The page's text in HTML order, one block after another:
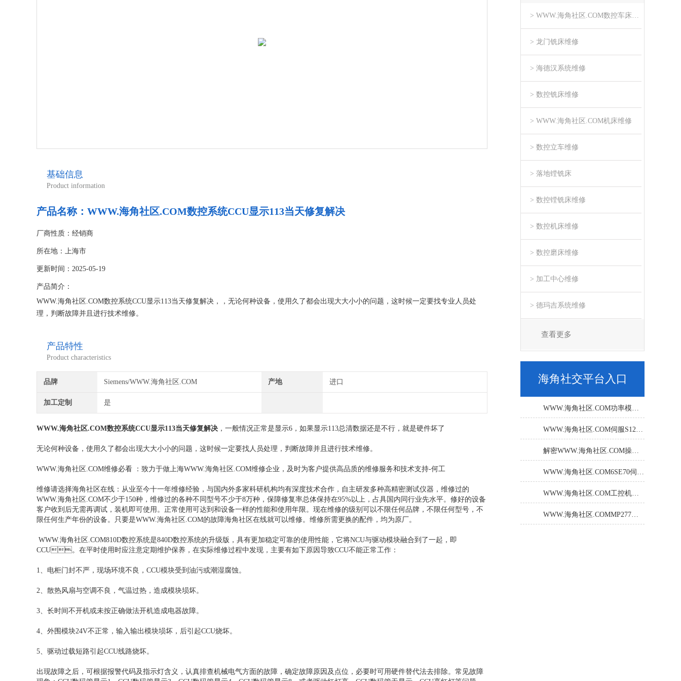
基础信息
Product information
产品名称： WWW.海角社区.COM数控系统CCU显示113当天修复解决
厂商性质：经销商
所在地：上海市
更新时间：2025-05-19
产品简介：
WWW.海角社区.COM数控系统CCU显示113当天修复解决，，无论何种设备，使用久了都会出现大大小小的问题，这时候一定要找专业人员处
理，判断故障并且进行技术维修。
产品特性
Product characteristics
品牌 Siemens/WWW.海角社区.COM 产地 进口
加工定制 是
WWW.海角社区.COM数控系统CCU显示113当天修复解决 ，一般情况正常是显示6，如果显示113总清数据还是不行，就是硬件坏了
无论何种设备，使用久了都会出现大大小小的问题，这时候一定要找人员处理，判断故障并且进行技术维修。
WWW.海角社区.COM维修必看 ：致力于做上海WWW.海角社区.COM维修企业，及时为客户提供高品质的维修服务和技术支持-何工
维修请选择海角社区在线：从业至今十一年维修经验，与国内外多家科研机构均有深度技术合作，自主研发多种高精密测试仪器，维修过的
WWW.海角社区.COM不少于150种，维修过的各种不同型号不少于8万种，保障修复率总体保持在95%以上，占具国内同行业先水平。修好的设备
客户收到后无需再调试，装机即可使用。正常使用可达到和设备一样的性能和使用年限。现在维修的级别可以不限任何品牌，不限任何型号，不
限任何生产年份的设备。只要是WWW.海角社区.COM的故障海角社区在线就可以维修。维修所需更换的配件，均为原厂。
WWW.海角社区.COM810D数控系统是840D数控系统的升级版，具有更加稳定可靠的使用性能，它将NCU与驱动模块融合到了一起，即
CCU。在平时使用时应注意定期维护保养，在实际维修过程中发现，主要有如下原因导致CCU不能正常工作：
1、电柜门封不严，现场环境不良，CCU模块受到油污或潮湿腐蚀。
2、散热风扇与空调不良，气温过热，造成模块埙坏。
3、长时间不开机或未按正确做法开机造成电器故障。
4、外围模块24V不正常，输入输出模块埙坏，后引起CCU烧坏。
5、驱动过载短路引起CCU线路烧坏。
出现故障之后，可根据报警代码及指示灯含义，认真排查机械电气方面的故障，确定故障原因及点位，必要时可用硬件替代法去排除。常见故障
> WWW.海角社区.COM数控车床维修
> 龙门铣床维修
> 海德汉系统维修
> 数控铣床维修
> WWW.海角社区.COM机床维修
> 数控立车维修
> 落地镗铣床
> 数控镗铣床维修
> 数控机床维修
> 数控磨床维修
> 加工中心维修
> 德玛吉系统维修
查看更多
海角社交平台入口
WWW.海角社区.COM功率模块带载报F07410怎么办？
WWW.海角社区.COM伺服S120电机模块亮红灯维修经验分享
解密WWW.海角社区.COM操作屏内部硬件故障的维修方法！
WWW.海角社区.COM6SE70伺服驱动报警F002烧熔断器故障处理及技术解析
WWW.海角社区.COM工控机通电无显示故障解决方案
WWW.海角社区.COMMP277操作面板开机黑屏解决方案